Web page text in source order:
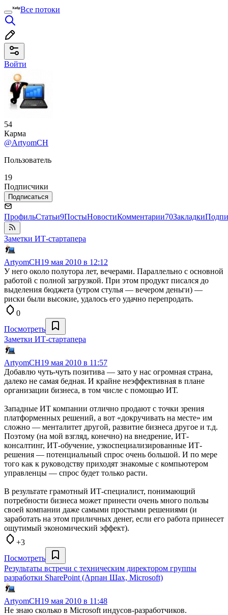
Все потоки
Войти
54
Карма
@ArtyomCH
Пользователь
19
Подписчики
Подписаться
ПрофильСтатьи9ПостыНовостиКомментарии70Закладки
Заметки ИТ-стартапера
ArtyomCH19 мая 2010 в 12:12
У него около полутора лет, вечерами. Параллельно с основной
работой с полной загрузкой. При этом продукт писался до
выделения бюджета (утром стулья — вечером деньги) —
риски были высокие, удалось его удачно перепродать.
0
Посмотреть
Заметки ИТ-стартапера
ArtyomCH19 мая 2010 в 11:57
Добавлю чуть-чуть позитива — зато у нас огромная страна,
далеко не самая бедная. И крайне неэффективная в плане
организации бизнеса, в том числе с помощью ИТ.
Западные ИТ компании отлично продают с точки зрения
платформенных решений, а вот «докручивать на месте» им
сложно — менталитет другой, развитие бизнеса другое и т.д.
Поэтому (на мой взгляд, конечно) на внедрение, ИТ-
консалтинг, ИТ-обучение, узкоспециализированные ИТ-
решения — потенциальный спрос очень большой. И по мере
того как к руководству приходят знакомые с компьютером
управленцы — спрос будет только расти.
В результате грамотный ИТ-специалист, понимающий
потребности бизнеса может принести очень много пользы
своей компании даже самыми простыми решениями (и
заработать на этом приличных денег, если его работа принесет
ощутимый экономический эффект).
+3
Посмотреть
Результаты встречи с техническим директором группы
разработки SharePoint (Арпан Шах, Microsoft)
ArtyomCH19 мая 2010 в 11:48
Не знаю сколько в Microsoft индусов-разработчиков.